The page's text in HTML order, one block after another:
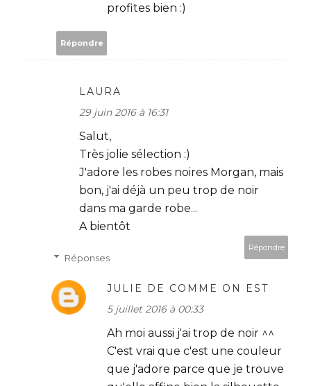
profites bien :)
Répondre
LAURA
29 juin 2016 à 16:31
Salut,
Très jolie sélection :)
J'adore les robes noires Morgan, mais
bon, j'ai déjà un peu trop de noir
dans ma garde robe...
A bientôt
Répondre
Réponses
JULIE DE COMME ON EST
5 juillet 2016 à 00:33
Ah moi aussi j'ai trop de noir ^^
C'est vrai que c'est une couleur
que j'adore parce que je trouve